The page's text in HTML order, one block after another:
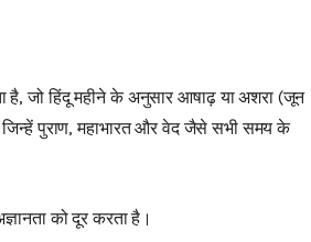
है, जो हिंदू महीने के अनुसार आषाढ़ या अशरा (जून
पुराण, महाभारत और वेद जैसे सभी समय के
को दूर करता है।